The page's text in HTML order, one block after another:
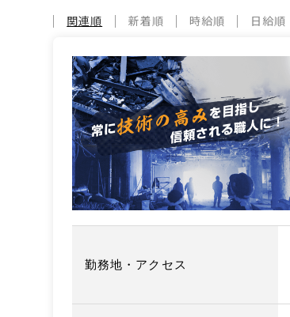
関連順 新着順 時給順 日給順
勤務地・アクセス